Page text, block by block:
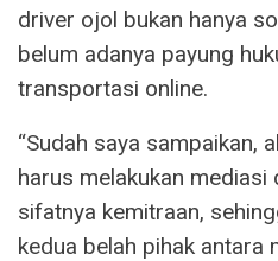
driver ojol bukan hanya
belum adanya payung
transportasi online.
“Sudah saya sampaikan,
harus melakukan mediasi
sifatnya kemitraan,
kedua belah pihak antara